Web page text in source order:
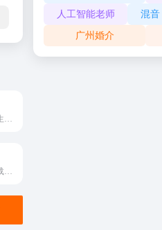
人工智能老师 混音
广州婚介